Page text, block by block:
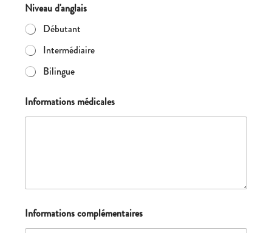
Niveau d'anglais
Débutant
Intermédiaire
Bilingue
Informations médicales
Informations complémentaires